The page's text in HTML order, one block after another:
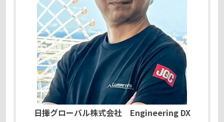
日揮グローバル株式会社 Engineering DX